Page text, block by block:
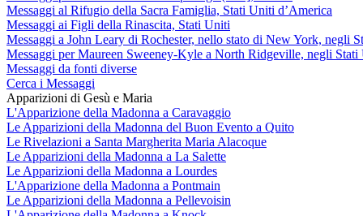
Messaggi al Rifugio della Sacra Famiglia, Stati Uniti d’America
Messaggi ai Figli della Rinascita, Stati Uniti
Messaggi a John Leary di Rochester, nello stato di New York, negli
Messaggi per Maureen Sweeney-Kyle a North Ridgeville, negli Stati
Messaggi da fonti diverse
Cerca i Messaggi
Apparizioni di Gesù e Maria
L'Apparizione della Madonna a Caravaggio
Le Apparizioni della Madonna del Buon Evento a Quito
Le Rivelazioni a Santa Margherita Maria Alacoque
Le Apparizioni della Madonna a La Salette
Le Apparizioni della Madonna a Lourdes
L'Apparizione della Madonna a Pontmain
Le Apparizioni della Madonna a Pellevoisin